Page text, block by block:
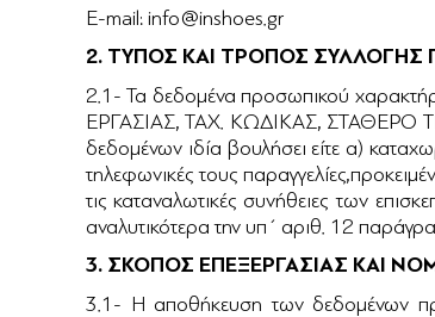
E-mail: info@inshoes.gr
2. ΤΥΠΟΣ ΚΑΙ ΤΡΟΠΟΣ
2.1- Τα δεδομένα προσωπικού
ΕΡΓΑΣΙΑΣ, ΤΑΧ. ΚΩΔΙΚΑΣ, ΣΤΑΘΕΡΟ
δεδομένων ιδία βουλήσει είτε α)
τηλεφωνικές τους
τις καταναλωτικές συνήθειες των
αναλυτικότερα την υπ΄ αριθ. 12
3. ΣΚΟΠΟΣ ΕΠΕΞΕΡΓΑΣΙΑΣ ΚΑΙ
3.1- Η αποθήκευση των δεδομένων